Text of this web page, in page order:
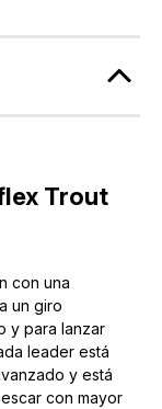
Trout
con una
un giro
y para lanzar
leader está
y está
con mayor